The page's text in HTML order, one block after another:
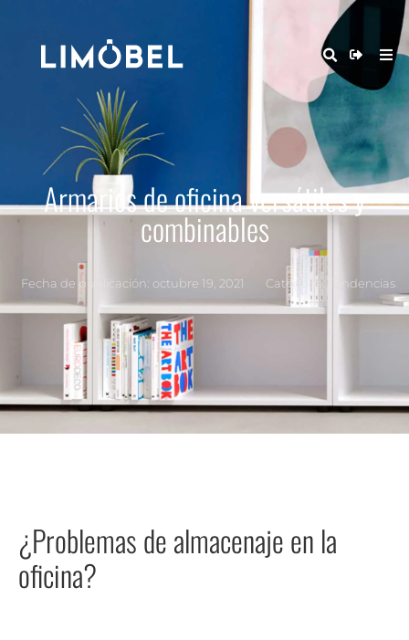
Armarios de oficina versátiles y
combinables
Fecha de publicación: octubre 19, 2021 Categoría: Tendencias
¿Problemas de almacenaje en la
oficina?